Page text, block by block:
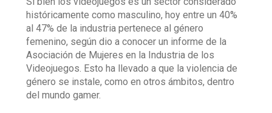
históricamente como masculino, hoy entre un 40%
al 47% de la industria pertenece al género
femenino, según dio a conocer un informe de la
Asociación de Mujeres en la Industria de los
Videojuegos. Esto ha llevado a que la violencia de
género se instale, como en otros ámbitos, dentro
del mundo gamer.